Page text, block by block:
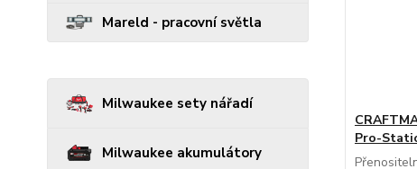
Mareld - pracovní světla
Milwaukee sety nářadí
Milwaukee akumulátory
Pro-